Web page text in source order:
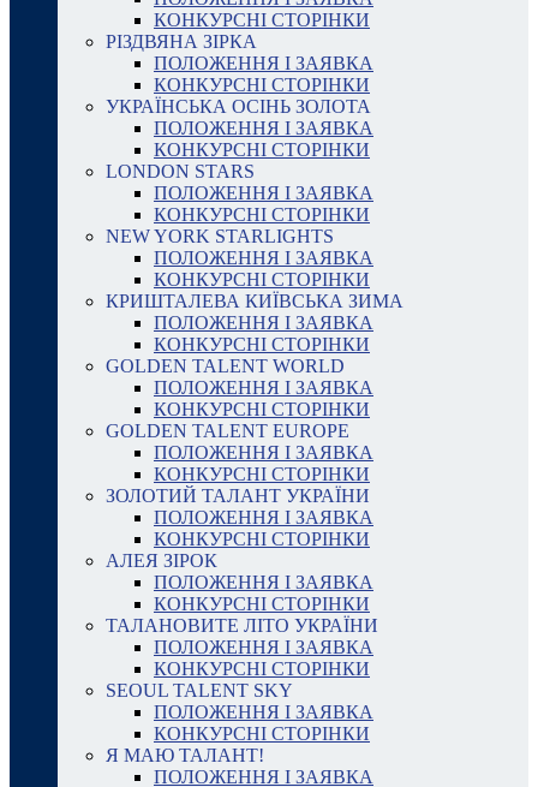
КОНКУРСНІ СТОРІНКИ
РІЗДВЯНА ЗІРКА
ПОЛОЖЕННЯ І ЗАЯВКА
КОНКУРСНІ СТОРІНКИ
УКРАЇНСЬКА ОСІНЬ ЗОЛОТА
ПОЛОЖЕННЯ І ЗАЯВКА
КОНКУРСНІ СТОРІНКИ
LONDON STARS
ПОЛОЖЕННЯ І ЗАЯВКА
КОНКУРСНІ СТОРІНКИ
NEW YORK STARLIGHTS
ПОЛОЖЕННЯ І ЗАЯВКА
КОНКУРСНІ СТОРІНКИ
КРИШТАЛЕВА КИЇВСЬКА ЗИМА
ПОЛОЖЕННЯ І ЗАЯВКА
КОНКУРСНІ СТОРІНКИ
GOLDEN TALENT WORLD
ПОЛОЖЕННЯ І ЗАЯВКА
КОНКУРСНІ СТОРІНКИ
GOLDEN TALENT EUROPE
ПОЛОЖЕННЯ І ЗАЯВКА
КОНКУРСНІ СТОРІНКИ
ЗОЛОТИЙ ТАЛАНТ УКРАЇНИ
ПОЛОЖЕННЯ І ЗАЯВКА
КОНКУРСНІ СТОРІНКИ
АЛЕЯ ЗІРОК
ПОЛОЖЕННЯ І ЗАЯВКА
КОНКУРСНІ СТОРІНКИ
ТАЛАНОВИТЕ ЛІТО УКРАЇНИ
ПОЛОЖЕННЯ І ЗАЯВКА
КОНКУРСНІ СТОРІНКИ
SEOUL TALENT SKY
ПОЛОЖЕННЯ І ЗАЯВКА
КОНКУРСНІ СТОРІНКИ
Я МАЮ ТАЛАНТ!
ПОЛОЖЕННЯ І ЗАЯВКА